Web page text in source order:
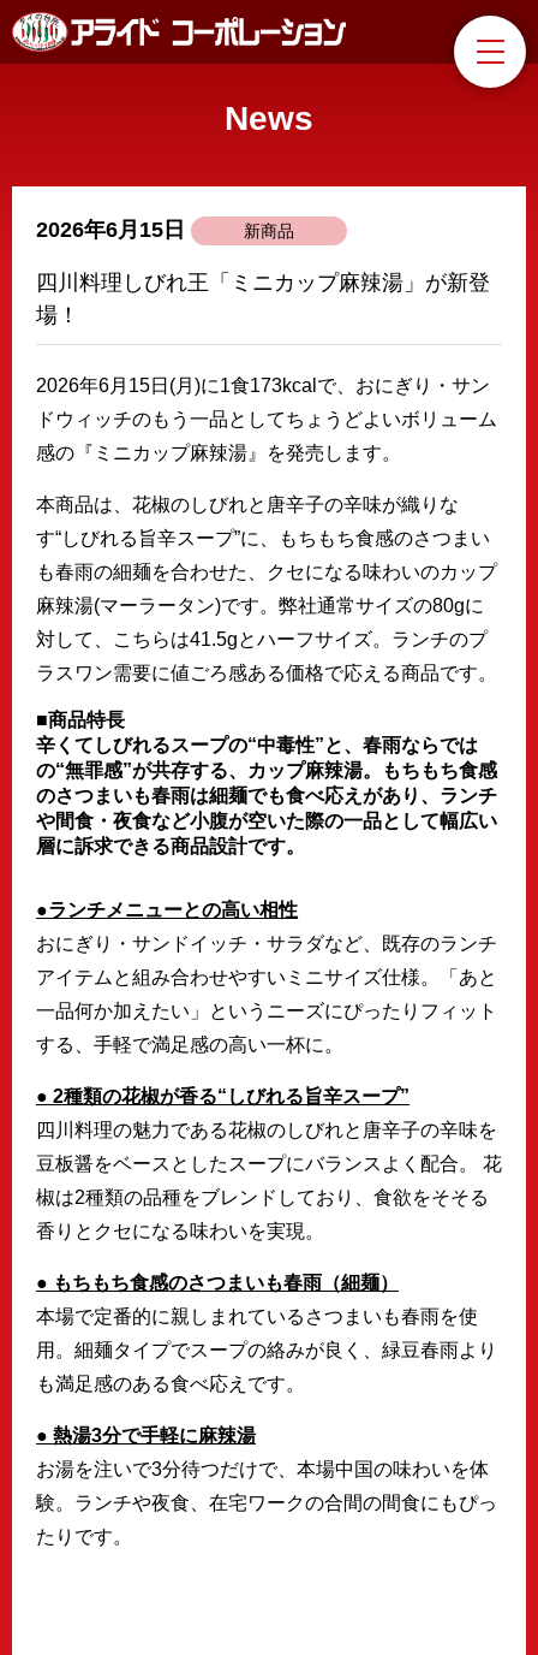
News
2026年6月15日 新商品
四川料理しびれ王「ミニカップ麻辣湯」が新登
場！
2026年6月15日(月)に1食173kcalで、おにぎり・サン
ドウィッチのもう一品としてちょうどよいボリューム
感の『ミニカップ麻辣湯』を発売します。
本商品は、花椒のしびれと唐辛子の辛味が織りな
す“しびれる旨辛スープ”に、もちもち食感のさつまい
も春雨の細麺を合わせた、クセになる味わいのカップ
麻辣湯(マーラータン)です。弊社通常サイズの80gに
対して、こちらは41.5gとハーフサイズ。ランチのプ
ラスワン需要に値ごろ感ある価格で応える商品です。
■商品特長
辛くてしびれるスープの“中毒性”と、春雨ならでは
の“無罪感”が共存する、カップ麻辣湯。もちもち食感
のさつまいも春雨は細麺でも食べ応えがあり、ランチ
や間食・夜食など小腹が空いた際の一品として幅広い
層に訴求できる商品設計です。
●ランチメニューとの高い相性
おにぎり・サンドイッチ・サラダなど、既存のランチ
アイテムと組み合わせやすいミニサイズ仕様。「あと
一品何か加えたい」というニーズにぴったりフィット
する、手軽で満足感の高い一杯に。
● 2種類の花椒が香る“しびれる旨辛スープ”
四川料理の魅力である花椒のしびれと唐辛子の辛味を
豆板醤をベースとしたスープにバランスよく配合。 花
椒は2種類の品種をブレンドしており、食欲をそそる
香りとクセになる味わいを実現。
● もちもち食感のさつまいも春雨（細麺）
本場で定番的に親しまれているさつまいも春雨を使
用。細麺タイプでスープの絡みが良く、緑豆春雨より
も満足感のある食べ応えです。
● 熱湯3分で手軽に麻辣湯
お湯を注いで3分待つだけで、本場中国の味わいを体
験。ランチや夜食、在宅ワークの合間の間食にもぴっ
たりです。